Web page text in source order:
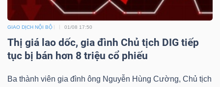
GIAO DỊCH NỘI BỘ 01/08 17:50
Thị giá lao dốc, gia đình Chủ tịch DIG tiếp
tục bị bán hơn 8 triệu cổ phiếu
Ba thành viên gia đình ông Nguyễn Hùng Cường, Chủ tịch